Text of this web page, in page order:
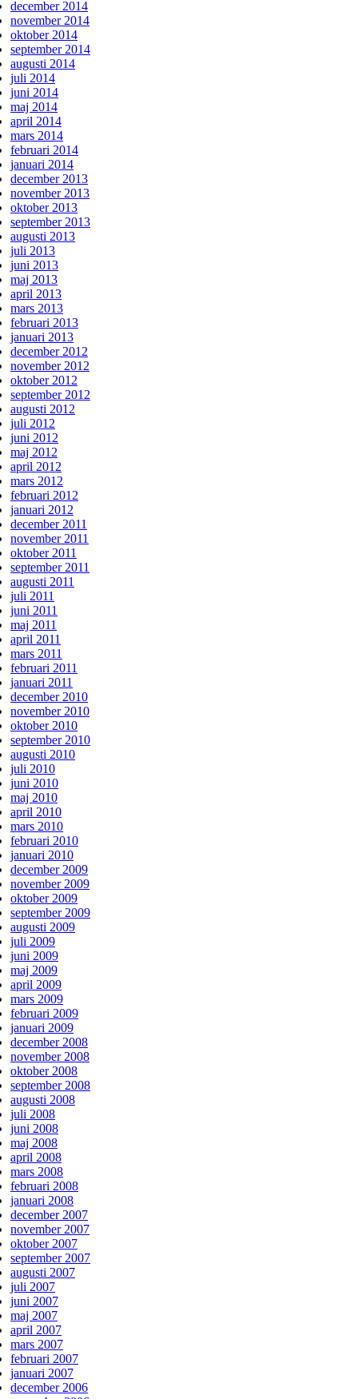
december 2014
november 2014
oktober 2014
september 2014
augusti 2014
juli 2014
juni 2014
maj 2014
april 2014
mars 2014
februari 2014
januari 2014
december 2013
november 2013
oktober 2013
september 2013
augusti 2013
juli 2013
juni 2013
maj 2013
april 2013
mars 2013
februari 2013
januari 2013
december 2012
november 2012
oktober 2012
september 2012
augusti 2012
juli 2012
juni 2012
maj 2012
april 2012
mars 2012
februari 2012
januari 2012
december 2011
november 2011
oktober 2011
september 2011
augusti 2011
juli 2011
juni 2011
maj 2011
april 2011
mars 2011
februari 2011
januari 2011
december 2010
november 2010
oktober 2010
september 2010
augusti 2010
juli 2010
juni 2010
maj 2010
april 2010
mars 2010
februari 2010
januari 2010
december 2009
november 2009
oktober 2009
september 2009
augusti 2009
juli 2009
juni 2009
maj 2009
april 2009
mars 2009
februari 2009
januari 2009
december 2008
november 2008
oktober 2008
september 2008
augusti 2008
juli 2008
juni 2008
maj 2008
april 2008
mars 2008
februari 2008
januari 2008
december 2007
november 2007
oktober 2007
september 2007
augusti 2007
juli 2007
juni 2007
maj 2007
april 2007
mars 2007
februari 2007
januari 2007
december 2006